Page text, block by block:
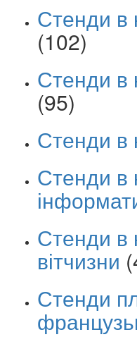
Стенди в
(102)
Стенди в
(95)
Стенди в
Стенди в
Стенди в
вітчизни
Стенди